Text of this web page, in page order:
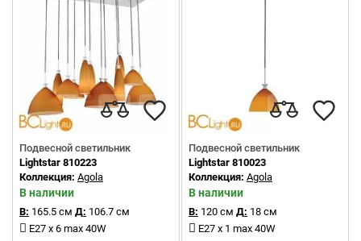
Подвесной светильник
Lightstar 810223
Коллекция: Agola
В наличии
В: 165.5 см Д: 106.7 см
E27 x 6 max 40W
Подвесной светильник
Lightstar 810023
Коллекция: Agola
В наличии
В: 120 см Д: 18 см
E27 x 1 max 40W